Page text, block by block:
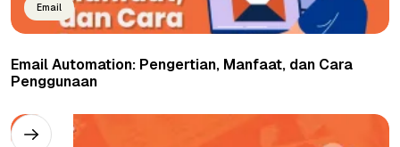
Email
Email Automation: Pengertian, Manfaat, dan Cara
Penggunaan